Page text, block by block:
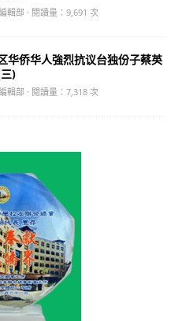
輯部 · 閱讀量：9,691 次
华侨华人強烈抗议台独份子蔡英
)
輯部 · 閱讀量：7,318 次